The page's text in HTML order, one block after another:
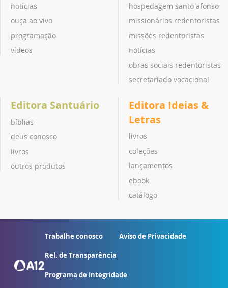
notícias
ouça ao vivo
programação
vídeos
hospedagem santo afonso
missionários redentoristas
missões redentoristas
notícias
obras sociais redentoristas
secretariado vocacional
Editora Santuário
bíblias
deus conosco
livros
outros produtos
Editora Ideias &
Letras
livros
coleções
lançamentos
ebook
catálogo
Trabalhe conosco Aviso de Privacidade
Rel. de Transparência
Programa de Integridade